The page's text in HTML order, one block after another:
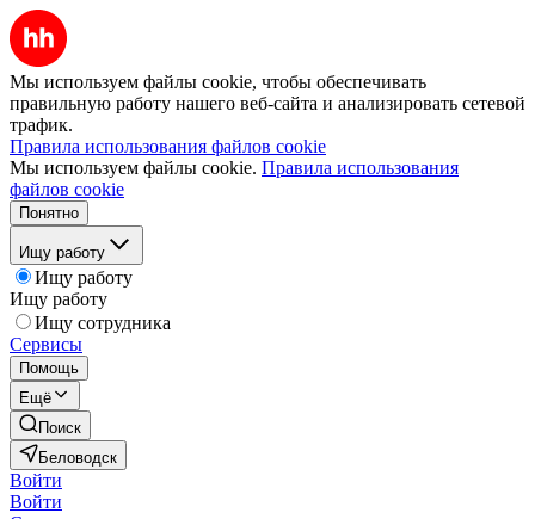
Мы используем файлы cookie, чтобы обеспечивать
правильную работу нашего веб-сайта и анализировать сетевой
трафик.
Правила использования файлов cookie
Мы используем файлы cookie. Правила использования
файлов cookie
Понятно
Ищу работу
Ищу работу
Ищу работу
Ищу сотрудника
Сервисы
Помощь
Ещё
Поиск
Беловодск
Войти
Войти